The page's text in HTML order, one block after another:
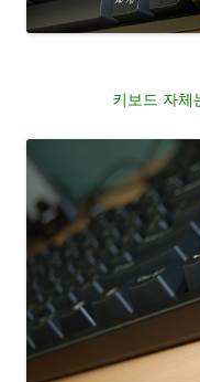
키보드 자체